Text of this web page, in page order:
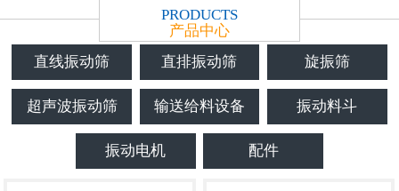
PRODUCTS
产品中心
直线振动筛
直排振动筛 旋振筛
超声波振动筛 输送给料设备 振动料斗
振动电机 配件